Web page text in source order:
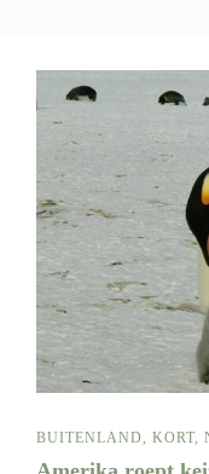
BUITENLAND, KORT,